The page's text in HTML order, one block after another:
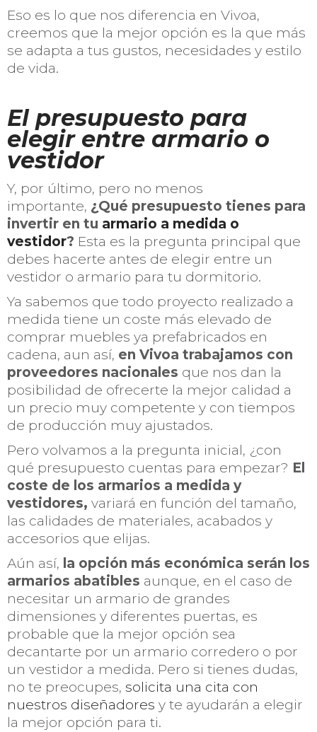
Eso es lo que nos diferencia en Vivoa,
creemos que la mejor opción es la que más
se adapta a tus gustos, necesidades y estilo
de vida.
El presupuesto para
elegir entre armario o
vestidor
Y, por último, pero no menos
importante, ¿Qué presupuesto tienes para
invertir en tu armario a medida o
vestidor? Esta es la pregunta principal que
debes hacerte antes de elegir entre un
vestidor o armario para tu dormitorio.
Ya sabemos que todo proyecto realizado a
medida tiene un coste más elevado de
comprar muebles ya prefabricados en
cadena, aun así, en Vivoa trabajamos con
proveedores nacionales que nos dan la
posibilidad de ofrecerte la mejor calidad a
un precio muy competente y con tiempos
de producción muy ajustados.
Pero volvamos a la pregunta inicial, ¿con
qué presupuesto cuentas para empezar? El
coste de los armarios a medida y
vestidores, variará en función del tamaño,
las calidades de materiales, acabados y
accesorios que elijas.
Aún así, la opción más económica serán los
armarios abatibles aunque, en el caso de
necesitar un armario de grandes
dimensiones y diferentes puertas, es
probable que la mejor opción sea
decantarte por un armario corredero o por
un vestidor a medida. Pero si tienes dudas,
no te preocupes, solicita una cita con
nuestros diseñadores y te ayudarán a elegir
la mejor opción para ti.